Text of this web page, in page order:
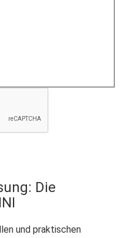
Die
und praktischen